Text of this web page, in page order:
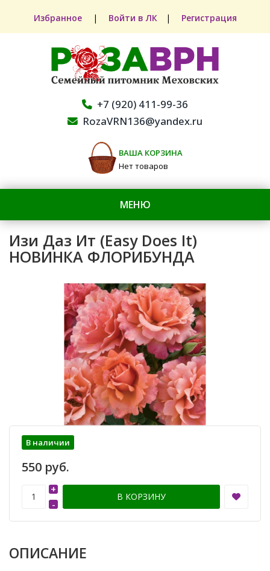
Избранное | Войти в ЛК | Регистрация
+7 (920) 411-99-36
RozaVRN136@yandex.ru
ВАША КОРЗИНА
Нет товаров
МЕНЮ
Изи Даз Ит (Easy Does It)
НОВИНКА ФЛОРИБУНДА
В наличии
550 руб.
-
+
В КОРЗИНУ
ОПИСАНИЕ